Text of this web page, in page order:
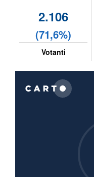
2.106
(71,6%)
Votanti